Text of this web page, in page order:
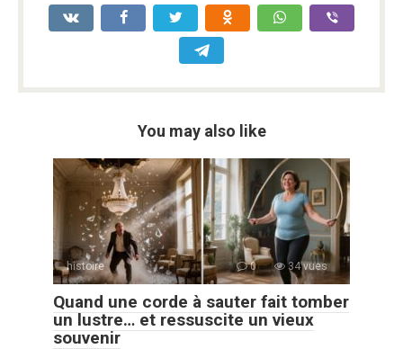
You may also like
histoire 0 34 vues
Quand une corde à sauter fait tomber
un lustre… et ressuscite un vieux
souvenir